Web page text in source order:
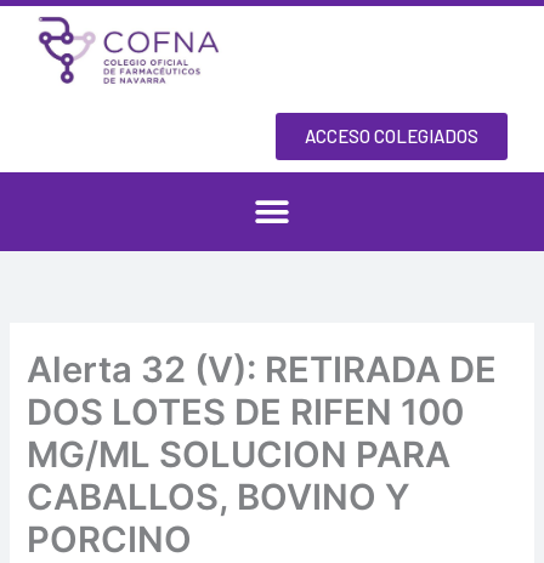
Skip
content
ACCESO COLEGIADOS
Alerta 32 (V): RETIRADA DE
DOS LOTES DE RIFEN 100
MG/ML SOLUCION PARA
CABALLOS, BOVINO Y
PORCINO